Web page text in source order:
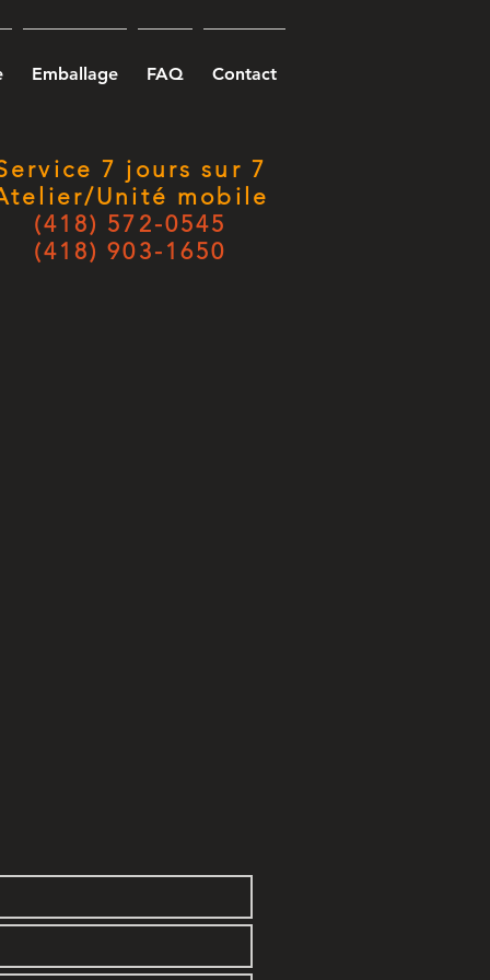
Emballage FAQ Contact
7 jours sur 7
Unité mobile
(418) 572-0545
(418) 903-1650